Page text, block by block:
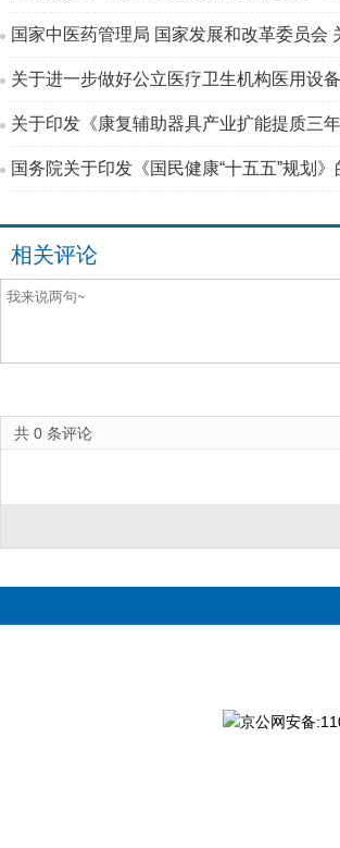
国家中医药管理局 国家发展和改革委员会
关于进一步做好公立医疗卫生机构医用设
关于印发《康复辅助器具产业扩能提质三
国务院关于印发《国民健康“十五五”规划》
相关评论
共 0 条评论